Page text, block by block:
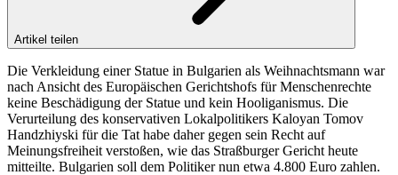
Artikel teilen
Die Verkleidung einer Statue in Bulgarien als Weihnachtsmann war
nach Ansicht des Europäischen Gerichtshofs für Menschenrechte
keine Beschädigung der Statue und kein Hooliganismus. Die
Verurteilung des konservativen Lokalpolitikers Kaloyan Tomov
Handzhiyski für die Tat habe daher gegen sein Recht auf
Meinungsfreiheit verstoßen, wie das Straßburger Gericht heute
mitteilte. Bulgarien soll dem Politiker nun etwa 4.800 Euro zahlen.